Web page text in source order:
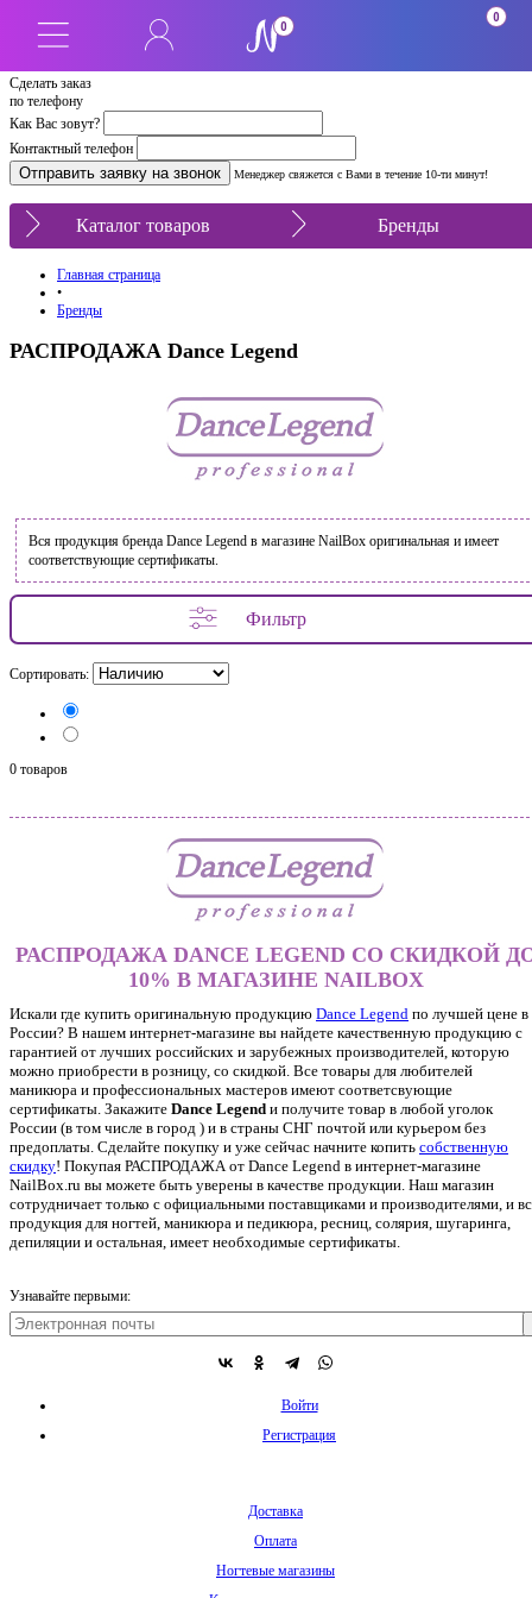
Сделать заказ
по телефону
Как Вас зовут?
Контактный телефон
Менеджер свяжется с Вами в течение 10-ти минут!
0
0
Каталог товаров Бренды
Главная страница
•
Бренды
РАСПРОДАЖА Dance Legend
Вся продукция бренда Dance Legend в магазине NailBox оригинальная и имеет
соответствующие сертификаты.
Фильтр
Сортировать:
0 товаров
РАСПРОДАЖА DANCE LEGEND СО СКИДКОЙ
10% В МАГАЗИНЕ NAILBOX
Искали где купить оригинальную продукцию Dance Legend по лучшей цене в
России? В нашем интернет-магазине вы найдете качественную продукцию с
гарантией от лучших российских и зарубежных производителей, которую
можно приобрести в розницу, со скидкой. Все товары для любителей
маникюра и профессиональных мастеров имеют соответсвующие
сертификаты. Закажите Dance Legend и получите товар в любой уголок
России (в том числе в город ) и в страны СНГ почтой или курьером без
предоплаты. Сделайте покупку и уже сейчас начните копить собственную
скидку! Покупая РАСПРОДАЖА от Dance Legend в интернет-магазине
NailBox.ru вы можете быть уверены в качестве продукции. Наш магазин
сотрудничает только с официальными поставщиками и производителями, и
продукция для ногтей, маникюра и педикюра, ресниц, солярия, шугаринга,
депиляции и остальная, имеет необходимые сертификаты.
Узнавайте первыми:
Войти
Регистрация
Доставка
Оплата
Ногтевые магазины